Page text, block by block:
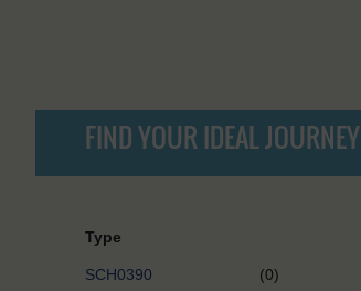
FIND YOUR IDEAL JOURNEY
Type
SCH0390
(0)